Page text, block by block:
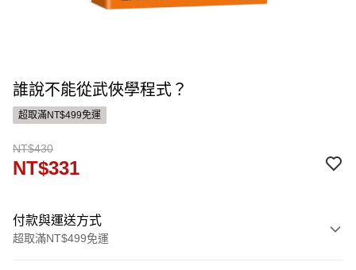
誰說不能從武俠學程式？
超取滿NT$499免運
NT$430
NT$331
付款與運送方式
超取滿NT$499免運